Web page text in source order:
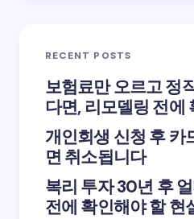
RECENT POSTS
보험료만 오르고 정
다면, 리모델링 전에
개인회생 신청 후 카
면 취소됩니다
복리 투자 30년 후
전에 확인해야 할 현